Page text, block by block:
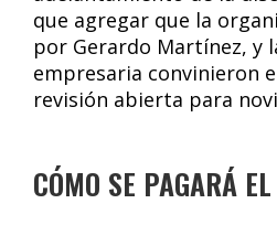
que agregar que la
por Gerardo Martínez, y
empresaria convinieron
revisión abierta para
CÓMO SE PAGARÁ